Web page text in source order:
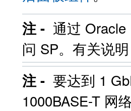
注 - 通过
问 SP。有关说
注 - 要达到 1
1000BASE-T 网